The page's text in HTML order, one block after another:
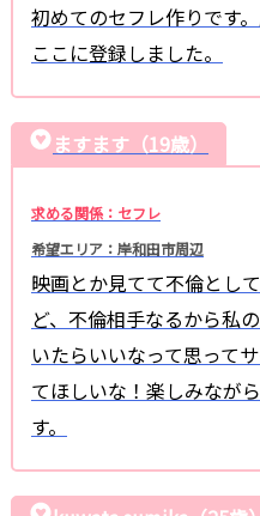
初めてのセフレ作りです
ここに登録しました。
ますます（19歳）
求める関係：セフレ
希望エリア：岸和田市周辺
映画とか見てて不倫とし
ど、不倫相手なるから私
いたらいいなって思って
てほしいな！楽しみなが
す。